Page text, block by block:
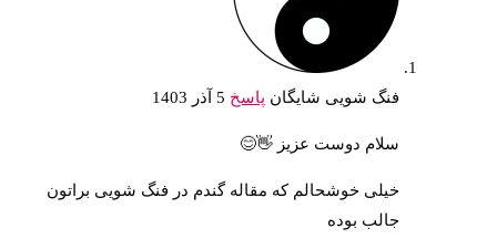
فنگ شویی شایگان پاسخ 5 آذر 1403
سلام دوست عزیز 👋😊
خیلی خوشحالم که مقاله گندم در فنگ شویی براتون
جالب بوده